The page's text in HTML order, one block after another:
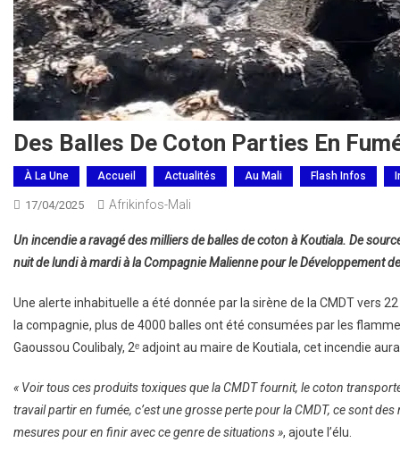
Des Balles De Coton Parties En
À La Une Accueil Actualités Au Mali Flash Infos
17/04/2025 Afrikinfos-Mali
Un incendie a ravagé des milliers de balles de coton à Koutiala. De
nuit de lundi à mardi à la Compagnie Malienne pour le Développement
Une alerte inhabituelle a été donnée par la sirène de la CMDT vers
la compagnie, plus de 4000 balles ont été consumées par les
Gaoussou Coulibaly, 2ᵉ adjoint au maire de Koutiala, cet incendie
« Voir tous ces produits toxiques que la CMDT fournit, le coton
travail partir en fumée, c’est une grosse perte pour la CMDT, ce sont des
mesures pour en finir avec ce genre de situations », ajoute l’élu.